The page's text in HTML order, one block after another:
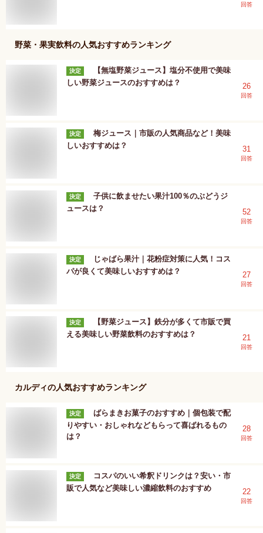
回答
野菜・果実飲料の人気おすすめランキング
決定
【無塩野菜ジュース】塩分不使用で美味
しい野菜ジュースのおすすめは？
26
回答
決定
梅ジュース｜市販の人気商品など！美味
しいおすすめは？
31
回答
決定
子供に飲ませたい果汁100％のぶどうジ
ュースは？
52
回答
決定
じゃばら果汁｜花粉症対策に人気！コス
パが良くて美味しいおすすめは？
27
回答
決定
【野菜ジュース】鉄分が多くて市販で買
える美味しい野菜飲料のおすすめは？
21
回答
カルディの人気おすすめランキング
決定
ばらまきお菓子のおすすめ｜個包装で配
りやすい・おしゃれなどもらって喜ばれるもの
は？
28
回答
決定
コスパのいい希釈ドリンクは？安い・市
販で人気など美味しい濃縮飲料のおすすめ
22
回答